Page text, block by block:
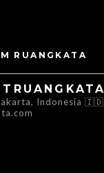
RUANGKATA
Indonesia 🇮🇩